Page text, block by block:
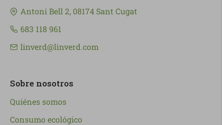
Antoni Bell 2, 08174 Sant Cugat
683 118 961
linverd@linverd.com
Sobre nosotros
Quiénes somos
Consumo ecológico